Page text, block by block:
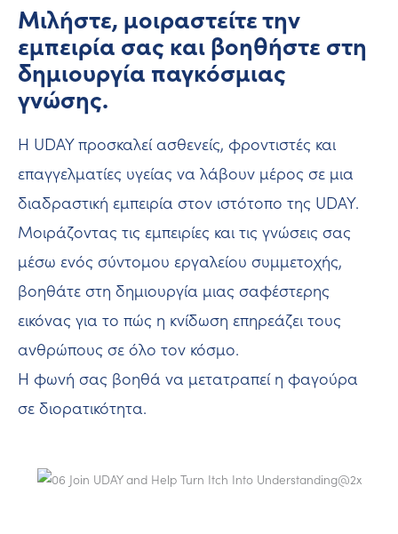
Μιλήστε, μοιραστείτε την
εμπειρία σας και βοηθήστε στη
δημιουργία παγκόσμιας
γνώσης.
Η UDAY προσκαλεί ασθενείς, φροντιστές και
επαγγελματίες υγείας να λάβουν μέρος σε μια
διαδραστική εμπειρία στον ιστότοπο της UDAY.
Μοιράζοντας τις εμπειρίες και τις γνώσεις σας
μέσω ενός σύντομου εργαλείου συμμετοχής,
βοηθάτε στη δημιουργία μιας σαφέστερης
εικόνας για το πώς η κνίδωση επηρεάζει τους
ανθρώπους σε όλο τον κόσμο.
Η φωνή σας βοηθά να μετατραπεί η φαγούρα
σε διορατικότητα.